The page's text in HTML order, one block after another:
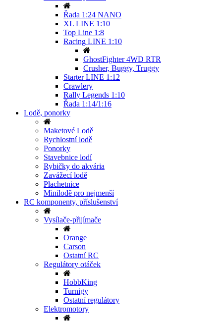
Řada 1:24 NANO
XL LINE 1:10
Top Line 1:8
Racing LINE 1:10
GhostFighter 4WD RTR
Crusher, Buggy, Truggy
Starter LINE 1:12
Crawlery
Rally Legends 1:10
Řada 1:14/1:16
Lodě, ponorky
Maketové Lodě
Rychlostní lodě
Ponorky
Stavebnice lodí
Rybičky do akvária
Zavážecí lodě
Plachetnice
Minilodě pro nejmenší
RC komponenty, příslušenství
Vysílače-přijímače
Orange
Carson
Ostatní RC
Regulátory otáček
HobbKing
Turnigy
Ostatní regulátory
Elektromotory